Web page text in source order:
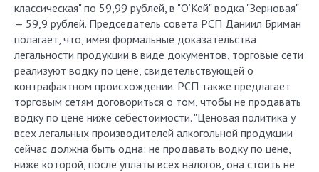
классическая" по 59,99 рублей, в "О’Кей" водка "Зерновая"
— 59,9 рублей. Председатель совета РСП Даниил Бриман
полагает, что, имея формальные доказательства
легальности продукции в виде документов, торговые сети
реализуют водку по цене, свидетельствующей о
контрафактном происхождении. РСП также предлагает
торговым сетям договориться о том, чтобы не продавать
водку по цене ниже себестоимости. "Ценовая политика у
всех легальных производителей алкогольной продукции
сейчас должна быть одна: не продавать водку по цене,
ниже которой, после уплаты всех налогов, она стоить не